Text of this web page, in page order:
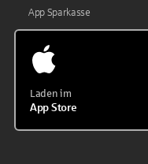
App Sparkasse
Laden im
App Store